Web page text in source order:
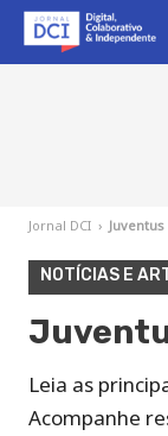
Jornal DCI › Juventus
NOTÍCIAS E
Leia as
Acompanhe